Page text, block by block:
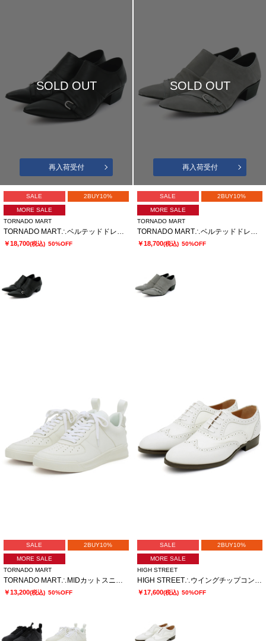
SOLD OUT
再入荷受付
SALE 2BUY10%
MORE SALE
TORNADO MART
TORNADO MART∴ベルテッドドレープスリッポンシューズ
￥18,700(税込) 50%OFF
SOLD OUT
再入荷受付
SALE 2BUY10%
MORE SALE
TORNADO MART
TORNADO MART∴ベルテッドドレープスリッポンシューズ
￥18,700(税込) 50%OFF
SALE 2BUY10%
MORE SALE
TORNADO MART
TORNADO MART∴MIDカットスニーカー
￥13,200(税込) 50%OFF
SALE 2BUY10%
MORE SALE
HIGH STREET
HIGH STREET∴ウイングチップコンビシューズ
￥17,600(税込) 50%OFF